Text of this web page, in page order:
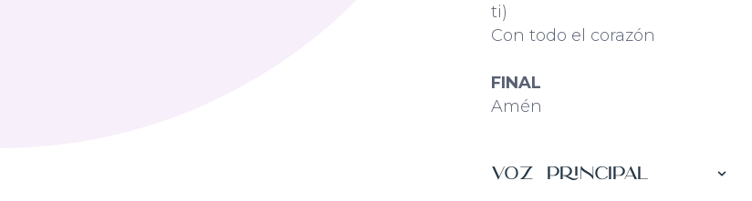
ti)
Con todo el corazón
FINAL
Amén
Voz Principal